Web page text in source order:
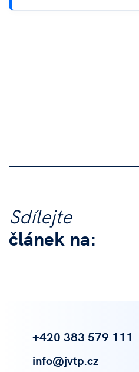
Sdílejte
článek na:
+420 383 579 111
info@jvtp.cz